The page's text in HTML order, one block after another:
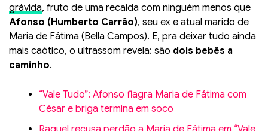
grávida, fruto de uma recaída com ninguém menos que
Afonso (Humberto Carrão), seu ex e atual marido de
Maria de Fátima (Bella Campos). E, pra deixar tudo ainda
mais caótico, o ultrassom revela: são dois bebês a
caminho.
“Vale Tudo”: Afonso flagra Maria de Fátima com
César e briga termina em soco